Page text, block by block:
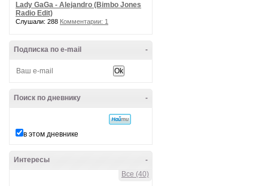
Lady GaGa - Alejandro (Bimbo Jones
Radio Edit)
Слушали: 288 Комментарии: 1
-
Подписка по e-mail
-
Поиск по дневнику
в этом дневнике
-
Интересы
Все (40)